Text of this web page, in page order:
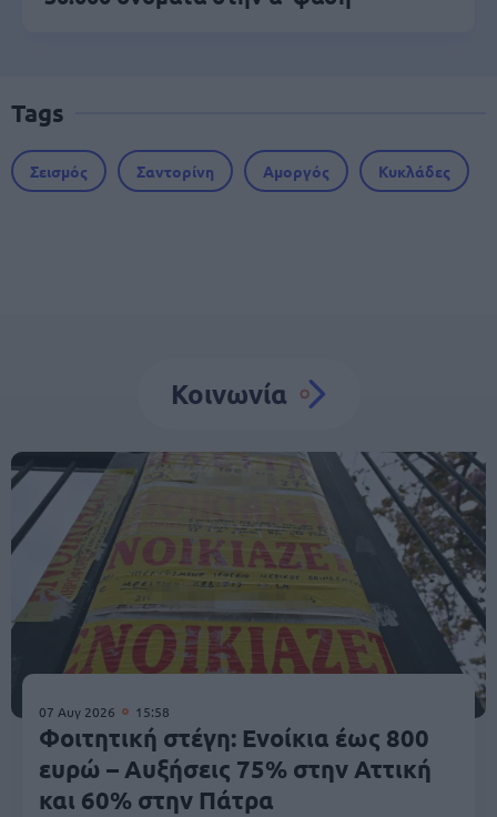
Tags
Σεισμός Σαντορίνη Αμοργός Κυκλάδες
Κοινωνία
07 Αυγ 2026 15:58
Φοιτητική στέγη: Ενοίκια έως 800
ευρώ – Αυξήσεις 75% στην Αττική
και 60% στην Πάτρα